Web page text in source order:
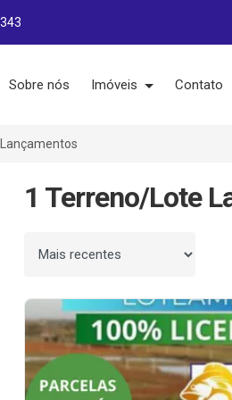
Sobre nós Imóveis Contato
Lançamentos
1 Terreno/Lote
Ordenar por